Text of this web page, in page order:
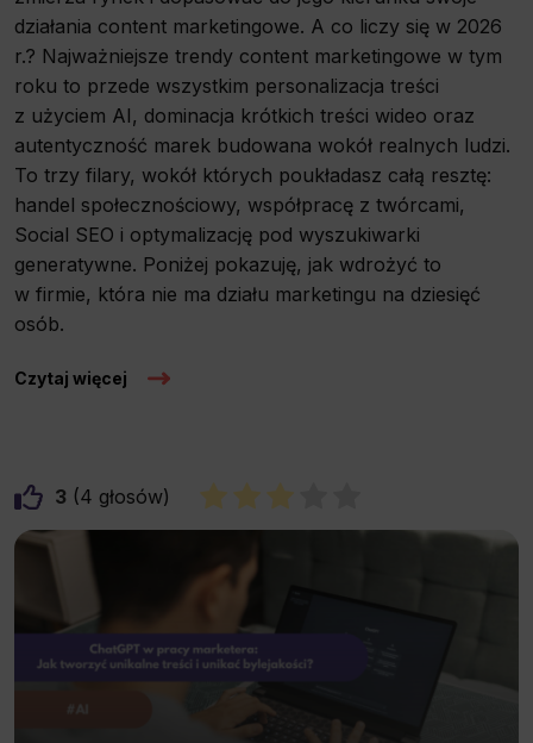
działania content marketingowe. A co liczy się w 2026
r.? Najważniejsze trendy content marketingowe w tym
roku to przede wszystkim personalizacja treści
z użyciem AI, dominacja krótkich treści wideo oraz
autentyczność marek budowana wokół realnych ludzi.
To trzy filary, wokół których poukładasz całą resztę:
handel społecznościowy, współpracę z twórcami,
Social SEO i optymalizację pod wyszukiwarki
generatywne. Poniżej pokazuję, jak wdrożyć to
w firmie, która nie ma działu marketingu na dziesięć
osób.
Czytaj więcej
3 4